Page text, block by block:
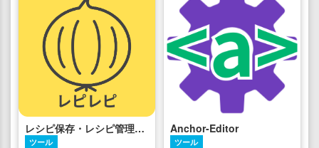
レシピ保存・レシピ管理なら -レピレピ-
ツール
Anchor-Editor
ツール